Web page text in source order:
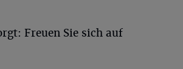
Freuen Sie sich auf